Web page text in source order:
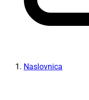
Naslovnica